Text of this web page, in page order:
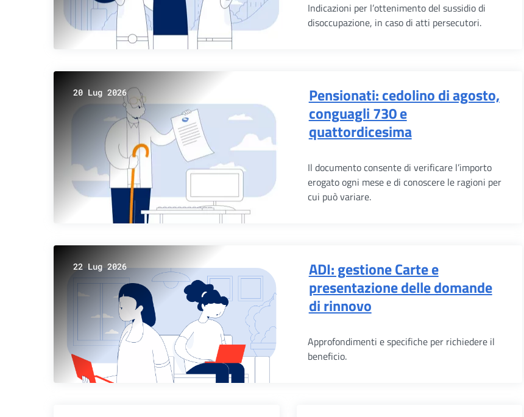
Indicazioni per l’ottenimento del sussidio di
disoccupazione, in caso di atti persecutori.
20 Lug 2026
Pensionati: cedolino di agosto,
conguagli 730 e
quattordicesima
Il documento consente di verificare l’importo
erogato ogni mese e di conoscere le ragioni per
cui può variare.
22 Lug 2026
ADI: gestione Carte e
presentazione delle domande
di rinnovo
Approfondimenti e specifiche per richiedere il
beneficio.